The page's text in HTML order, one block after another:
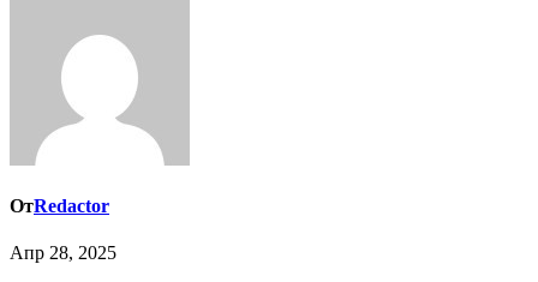
ОтRedactor
Апр 28, 2025